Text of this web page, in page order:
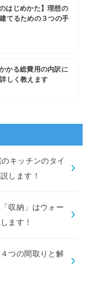
はじめかた】理想の
てるための３つの手
かる総費用の内訳に
しく教えます
キッチンのタイ
します！
収納」はウォー
ます！
つの間取りと解